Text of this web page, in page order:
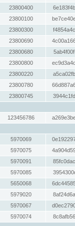
23800400
23800100
23800300
23800690
23800680
23800800
23800220
23800780
23800745
123456786
5970069
5970075
5970091
5970085
5650068
5979020
5970067
5970074